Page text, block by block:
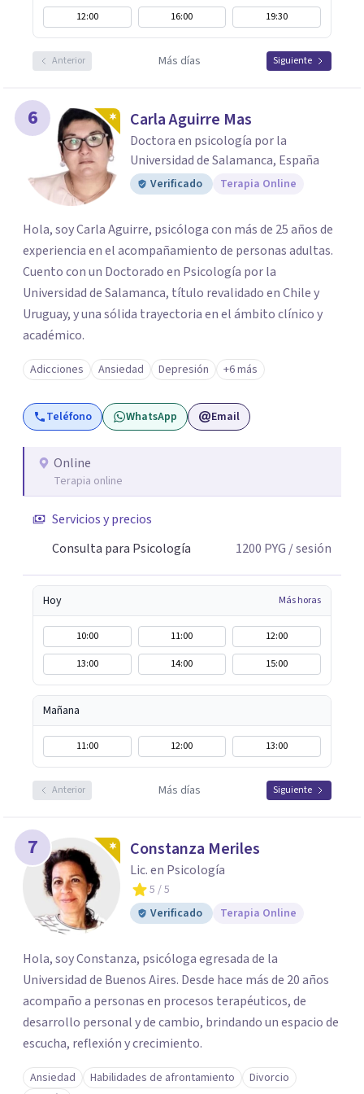
12:00 16:00 19:30
Anterior Más días Siguiente
6 Carla Aguirre Mas
Doctora en psicología por la
Universidad de Salamanca, España
Verificado Terapia Online
Hola, soy Carla Aguirre, psicóloga con más de 25 años de
experiencia en el acompañamiento de personas adultas.
Cuento con un Doctorado en Psicología por la
Universidad de Salamanca, título revalidado en Chile y
Uruguay, y una sólida trayectoria en el ámbito clínico y
académico.
Adicciones Ansiedad Depresión +6 más
Teléfono WhatsApp Email
Online
Terapia online
Servicios y precios
Consulta para Psicología
1200 PYG / sesión
Hoy Más horas
10:00 11:00
12:00
13:00
14:00 15:00
Mañana
11:00 12:00 13:00
Anterior Más días Siguiente
7 Constanza Meriles
Lic. en Psicología
5 / 5
Verificado
Terapia Online
Hola, soy Constanza, psicóloga egresada de la
Universidad de Buenos Aires. Desde hace más de 20 años
acompaño a personas en procesos terapéuticos, de
desarrollo personal y de cambio, brindando un espacio de
escucha, reflexión y crecimiento.
Ansiedad Habilidades de afrontamiento
Divorcio